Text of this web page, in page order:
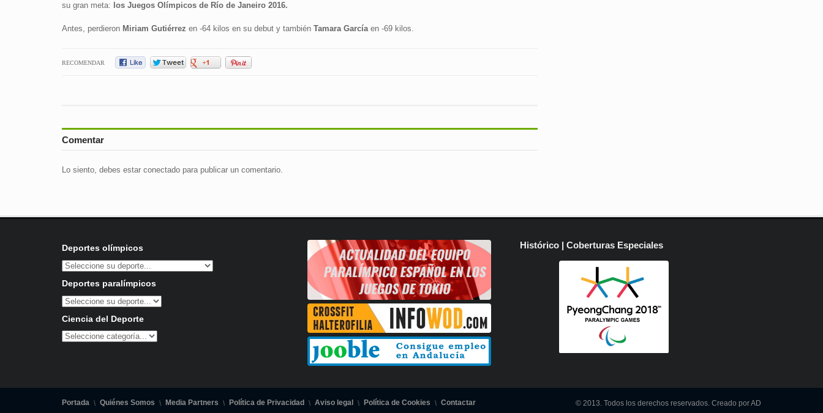
su gran meta: los Juegos Olímpicos de Río de Janeiro 2016.
Antes, perdieron Miriam Gutiérrez en -64 kilos en su debut y también Tamara Garcíaen -69 kilos.
RECOMENDAR
Comentar
Lo siento, debes estar conectadopara publicar un comentario.
Deportes olímpicos
Deportes paralímpicos
Ciencia del Deporte
Histórico | Coberturas Especiales
Portada Quiénes Somos Media Partners Política de Privacidad Aviso legal Política de Cookies Contactar © 2013. Todos los derechos reservados. Creado por AD